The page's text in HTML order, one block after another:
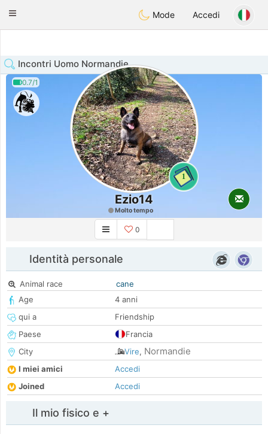
Animour
Toggle
Mode Accedi
Incontri Uomo Normandie
0.7/1
1
Ezio14
Molto tempo
0
Identità personale
Animal race
cane
Age
4 anni
qui a
Friendship
Paese
Francia
City
Vire, Normandie
I miei amici
Accedi
Joined
Accedi
Il mio fisico e +